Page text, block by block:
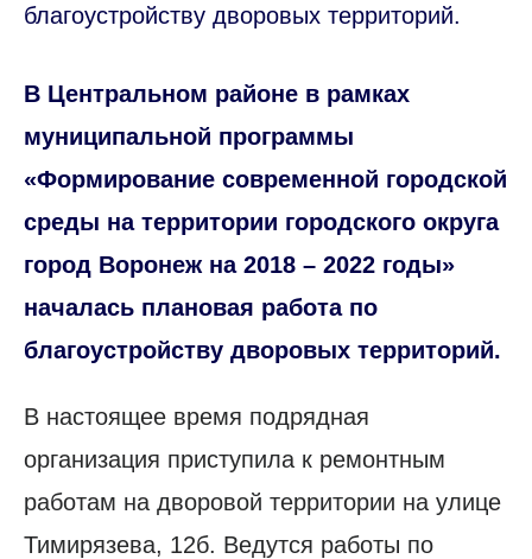
благоустройству дворовых территорий.
В Центральном районе в рамках
муниципальной программы
«Формирование современной городской
среды на территории городского округа
город Воронеж на 2018 – 2022 годы»
началась плановая работа по
благоустройству дворовых территорий.
В настоящее время подрядная
организация приступила к ремонтным
работам на дворовой территории на улице
Тимирязева, 12б. Ведутся работы по